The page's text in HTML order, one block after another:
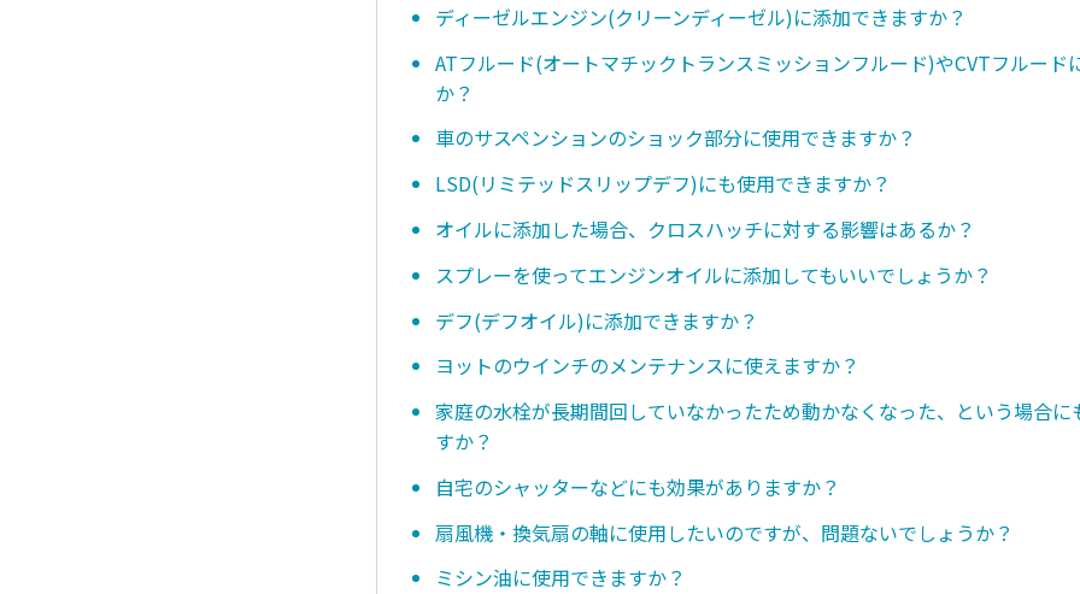
ディーゼルエンジン(クリーンディーゼル)に添加できますか？
ATフルード(オートマチックトランスミッションフルード)やCVTフルード
か？
車のサスペンションのショック部分に使用できますか？
LSD(リミテッドスリップデフ)にも使用できますか？
オイルに添加した場合、クロスハッチに対する影響はあるか？
スプレーを使ってエンジンオイルに添加してもいいでしょうか？
デフ(デフオイル)に添加できますか？
ヨットのウインチのメンテナンスに使えますか？
家庭の水栓が長期間回していなかったため動かなくなった、という場合に
すか？
自宅のシャッターなどにも効果がありますか？
扇風機・換気扇の軸に使用したいのですが、問題ないでしょうか？
ミシン油に使用できますか？